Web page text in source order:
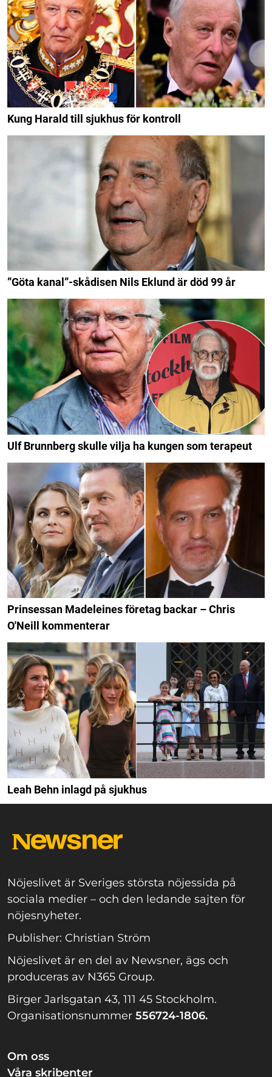
Kung Harald till sjukhus för kontroll
”Göta kanal”-skådisen Nils Eklund är död 99 år
Ulf Brunnberg skulle vilja ha kungen som terapeut
Prinsessan Madeleines företag backar – Chris
O'Neill kommenterar
Leah Behn inlagd på sjukhus
Nöjeslivet är Sveriges största nöjessida på
sociala medier – och den ledande sajten för
nöjesnyheter.
Publisher: Christian Ström
Nöjeslivet är en del av Newsner, ägs och
produceras av N365 Group.
Birger Jarlsgatan 43, 111 45 Stockholm.
Organisationsnummer 556724-1806.
Om oss
Våra skribenter